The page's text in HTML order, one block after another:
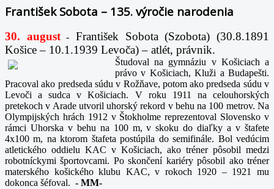
František Sobota – 135. výročie narodenia
30. august-
František Sobota (Szobota) (30.8.1891
Košice – 10.1.1939 Levoča) – atlét, právnik.
Študoval na gymnáziu v Košiciach a
právo v Košiciach, Kluži a Budapešti.
Pracoval ako predseda súdu v Rožňave, potom ako predseda súdu v
Levoči a sudca v Košiciach. V roku 1911 na celouhorských
pretekoch v Arade utvoril uhorský rekord v behu na 100 metrov. Na
Olympijských hrách 1912 v Štokholme reprezentoval Slovensko v
rámci Uhorska v behu na 100 m, v skoku do diaľky a v štafete
4x100 m, na ktorom štafeta postúpila do semifinále. Bol vedúcim
atletického oddielu KAC v Košiciach, ako tréner pôsobil medzi
robotníckymi športovcami. Po skončení kariéry pôsobil ako tréner
materského košického klubu KAC, v rokoch 1920 – 1921 mu
dokonca šéfoval. - MM-